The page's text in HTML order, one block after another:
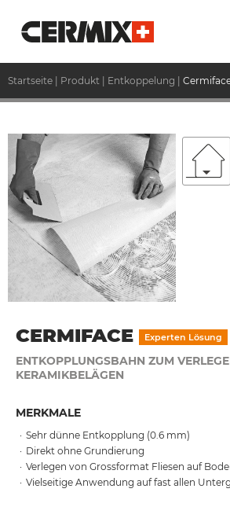
Startseite Produkt Entkoppelung
CERMIFACE Experten Lösung
ENTKOPPLUNGSBAHN ZUM
KERAMIKBELÄGEN
MERKMALE
Sehr dünne Entkopplung (0.6 mm)
Direkt ohne Grundierung
Verlegen von Grossformat Fliesen auf
Vielseitige Anwendung auf fast allen